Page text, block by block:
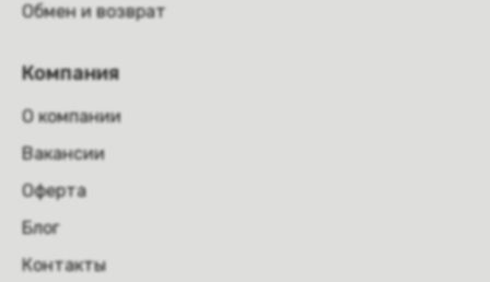
Обмен и возврат
Компания
О компании
Вакансии
Оферта
Блог
Контакты